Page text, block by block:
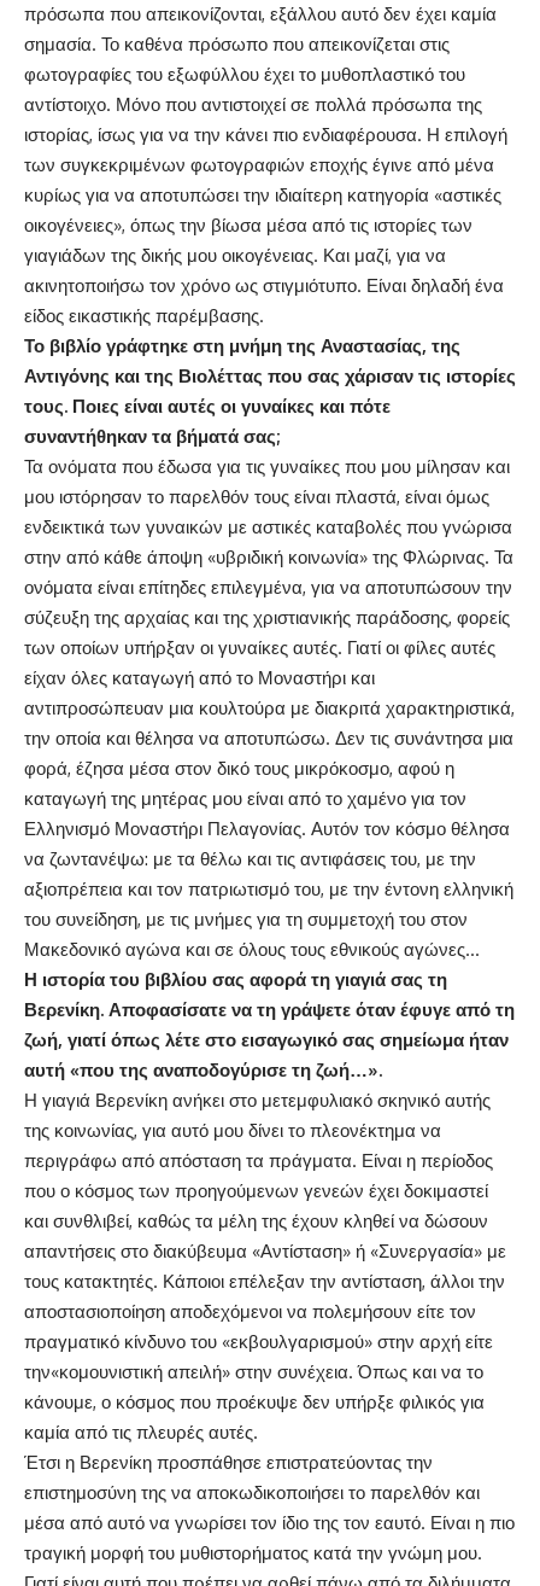
πρόσωπα που απεικονίζονται, εξάλλου αυτό δεν έχει καμία
σημασία. Το καθένα πρόσωπο που απεικονίζεται στις
φωτογραφίες του εξωφύλλου έχει το μυθοπλαστικό του
αντίστοιχο. Μόνο που αντιστοιχεί σε πολλά πρόσωπα της
ιστορίας, ίσως για να την κάνει πιο ενδιαφέρουσα. Η επιλογή
των συγκεκριμένων φωτογραφιών εποχής έγινε από μένα
κυρίως για να αποτυπώσει την ιδιαίτερη κατηγορία «αστικές
οικογένειες», όπως την βίωσα μέσα από τις ιστορίες των
γιαγιάδων της δικής μου οικογένειας. Και μαζί, για να
ακινητοποιήσω τον χρόνο ως στιγμιότυπο. Είναι δηλαδή ένα
είδος εικαστικής παρέμβασης.
Το βιβλίο γράφτηκε στη μνήμη της Αναστασίας, της
Αντιγόνης και της Βιολέττας που σας χάρισαν τις ιστορίες
τους. Ποιες είναι αυτές οι γυναίκες και πότε
συναντήθηκαν τα βήματά σας;
Τα ονόματα που έδωσα για τις γυναίκες που μου μίλησαν και
μου ιστόρησαν το παρελθόν τους είναι πλαστά, είναι όμως
ενδεικτικά των γυναικών με αστικές καταβολές που γνώρισα
στην από κάθε άποψη «υβριδική κοινωνία» της Φλώρινας. Τα
ονόματα είναι επίτηδες επιλεγμένα, για να αποτυπώσουν την
σύζευξη της αρχαίας και της χριστιανικής παράδοσης, φορείς
των οποίων υπήρξαν οι γυναίκες αυτές. Γιατί οι φίλες αυτές
είχαν όλες καταγωγή από το Μοναστήρι και
αντιπροσώπευαν μια κουλτούρα με διακριτά χαρακτηριστικά,
την οποία και θέλησα να αποτυπώσω. Δεν τις συνάντησα μια
φορά, έζησα μέσα στον δικό τους μικρόκοσμο, αφού η
καταγωγή της μητέρας μου είναι από το χαμένο για τον
Ελληνισμό Μοναστήρι Πελαγονίας. Αυτόν τον κόσμο θέλησα
να ζωντανέψω: με τα θέλω και τις αντιφάσεις του, με την
αξιοπρέπεια και τον πατριωτισμό του, με την έντονη ελληνική
του συνείδηση, με τις μνήμες για τη συμμετοχή του στον
Μακεδονικό αγώνα και σε όλους τους εθνικούς αγώνες…
Η ιστορία του βιβλίου σας αφορά τη γιαγιά σας τη
Βερενίκη. Αποφασίσατε να τη γράψετε όταν έφυγε από τη
ζωή, γιατί όπως λέτε στο εισαγωγικό σας σημείωμα ήταν
αυτή «που της αναποδογύρισε τη ζωή…».
Η γιαγιά Βερενίκη ανήκει στο μετεμφυλιακό σκηνικό αυτής
της κοινωνίας, για αυτό μου δίνει το πλεονέκτημα να
περιγράφω από απόσταση τα πράγματα. Είναι η περίοδος
που ο κόσμος των προηγούμενων γενεών έχει δοκιμαστεί
και συνθλιβεί, καθώς τα μέλη της έχουν κληθεί να δώσουν
απαντήσεις στο διακύβευμα «Αντίσταση» ή «Συνεργασία» με
τους κατακτητές. Κάποιοι επέλεξαν την αντίσταση, άλλοι την
αποστασιοποίηση αποδεχόμενοι να πολεμήσουν είτε τον
πραγματικό κίνδυνο του «εκβουλγαρισμού» στην αρχή είτε
την«κομουνιστική απειλή» στην συνέχεια. Όπως και να το
κάνουμε, ο κόσμος που προέκυψε δεν υπήρξε φιλικός για
καμία από τις πλευρές αυτές.
Έτσι η Βερενίκη προσπάθησε επιστρατεύοντας την
επιστημοσύνη της να αποκωδικοποιήσει το παρελθόν και
μέσα από αυτό να γνωρίσει τον ίδιο της τον εαυτό. Είναι η πιο
τραγική μορφή του μυθιστορήματος κατά την γνώμη μου.